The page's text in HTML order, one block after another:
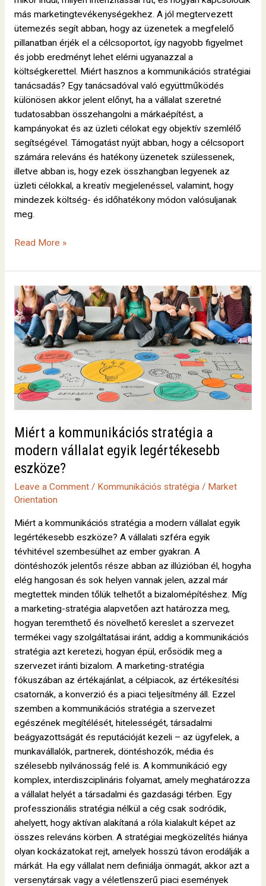
más marketingtevékenységekhez. A jól megtervezett
ütemezés segít abban, hogy az üzenetek a megfelelő
pillanatban érjék el a célcsoportot, így nagyobb figyelmet
és jobb eredményt lehet elérni ugyanazzal a
költségkerettel. Miért hasznos a kommunikációs stratégiai
tanácsadás? Egy tanácsadóval való együttműködés
különösen akkor jelent előnyt, ha a vállalat szeretné
tudatosabban összehangolni a márkaépítést, a
kampányokat és az üzleti célokat egy objektív szemlélő
segítségével. Támogatást nyújt abban, hogy a célcsoport
számára releváns és hatékony üzenetek szülessenek,
illetve abban is, hogy ezek összhangban legyenek az
üzleti célokkal, a kreatív megjelenéssel, valamint, hogy
mindezek költség- és időhatékony módon valósuljanak
meg.
Read More »
Miért a kommunikációs stratégia a
modern vállalat egyik legértékesebb
eszköze?
Leave a Comment / Kommunikációs stratégia/ Market
Orientation
Miért a kommunikációs stratégia a modern vállalat egyik
legértékesebb eszköze? A vállalati szféra egyik
tévhitével szembesülhet az ember gyakran. A
döntéshozók jelentős része abban az illúzióban él, hogyha
elég hangosan és sok helyen vannak jelen, azzal már
megtettek minden tőlük telhetőt a bizalomépítéshez. Míg
a marketing-stratégia alapvetően azt határozza meg,
hogyan teremthető és növelhető kereslet a szervezet
termékei vagy szolgáltatásai iránt, addig a kommunikációs
stratégia azt keretezi, hogyan épül, erősödik meg a
szervezet iránti bizalom. A marketing-stratégia
fókuszában az értékajánlat, a célpiacok, az értékesítési
csatornák, a konverzió és a piaci teljesítmény áll. Ezzel
szemben a kommunikációs stratégia a szervezet
egészének megítélését, hitelességét, társadalmi
beágyazottságát és reputációját kezeli – az ügyfelek, a
munkavállalók, partnerek, döntéshozók, média és
szélesebb nyilvánosság felé is. A kommunikáció egy
komplex, interdiszciplináris folyamat, amely meghatározza
a vállalat helyét a társadalmi és gazdasági térben. Egy
professzionális stratégia nélkül a cég csak sodródik,
ahelyett, hogy aktívan alakítaná a róla kialakult képet az
összes releváns körben. A stratégiai megközelítés hiánya
olyan kockázatokat rejt, amelyek hosszú távon erodálják a
márkát. Ha egy vállalat nem definiálja önmagát, akkor azt a
versenytársak vagy a véletlenszerű piaci események
Miért
a
kommunikációs
stratégia
modern
vállalat
egyik